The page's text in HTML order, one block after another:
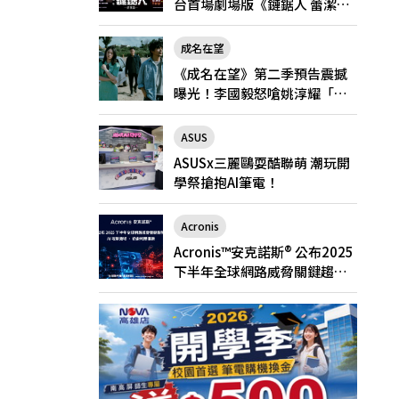
台首場劇場版《鏈鋸人 蕾潔
篇》快閃店就在新光三越台北
南西一館8/6限定登場
成名在望
《成名在望》第二季預告震撼
曝光！李國毅怒嗆姚淳耀「當
邱家的狗」兄弟情決裂
ASUS
ASUSx三麗鷗耍酷聯萌 潮玩開
學祭搶抱AI筆電！
Acronis
Acronis™安克諾斯® 公布2025
下半年全球網路威脅關鍵趨
勢： AI 攻擊激增、勒索軟體猖
獗